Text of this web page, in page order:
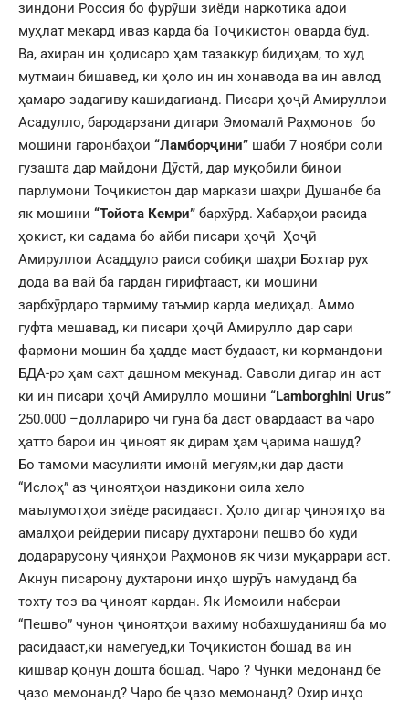
зиндони Россия бо фурӯши зиёди наркотика адои
муҳлат мекард иваз карда ба Тоҷикистон оварда буд.
Ва, ахиран ин ҳодисаро ҳам тазаккур бидиҳам, то худ
мутмаин бишавед, ки ҳоло ин ин хонавода ва ин авлод
ҳамаро задагиву кашидагианд. Писари ҳоҷӣ Амируллои
Асадулло, бародарзани дигари Эмомалӣ Раҳмонов бо
мошини гаронбаҳои “Ламборҷини” шаби 7 ноябри соли
гузашта дар майдони Дӯстӣ, дар муқобили бинои
парлумони Тоҷикистон дар маркази шаҳри Душанбе ба
як мошини “Тойота Кемри” бархӯрд. Хабарҳои расида
ҳокист, ки садама бо айби писари ҳоҷӣ Ҳоҷӣ
Амируллои Асаддуло раиси собиқи шаҳри Бохтар рух
дода ва вай ба гардан гирифтааст, ки мошини
зарбхӯрдаро тармиму таъмир карда медиҳад. Аммо
гуфта мешавад, ки писари ҳоҷӣ Амирулло дар сари
фармони мошин ба ҳадде маст будааст, ки кормандони
БДА-ро ҳам сахт дашном мекунад. Саволи дигар ин аст
ки ин писари ҳоҷӣ Амирулло мошини “Lamborghini Urus”
250.000 –доллариро чи гуна ба даст овардааст ва чаро
ҳатто барои ин ҷиноят як дирам ҳам ҷарима нашуд?
Бо тамоми масулияти имонӣ мегуям,ки дар дасти
“Ислоҳ” аз ҷиноятҳои наздикони оила хело
маълумотҳои зиёде расидааст. Ҳоло дигар ҷиноятҳо ва
амалҳои рейдерии писару духтарони пешво бо худи
додарарусону ҷиянҳои Раҳмонов як чизи муқаррари аст.
Акнун писарону духтарони инҳо шурӯъ намуданд ба
тохту тоз ва ҷиноят кардан. Як Исмоили набераи
“Пешво” чунон ҷиноятҳои вахиму нобахшуданияш ба мо
расидааст,ки намегуед,ки Тоҷикистон бошад ва ин
кишвар қонун дошта бошад. Чаро ? Чунки медонанд бе
ҷазо мемонанд? Чаро бе ҷазо мемонанд? Охир инҳо